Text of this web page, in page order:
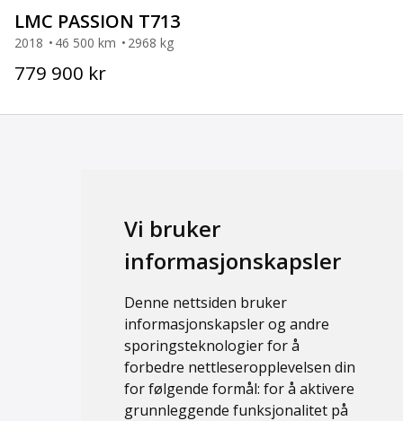
Vi bruker
informasjonskapsler
Denne nettsiden bruker
informasjonskapsler og andre
sporingsteknologier for å
forbedre nettleseropplevelsen din
for følgende formål: for å aktivere
grunnleggende funksjonalitet på
LMC PASSION T713
2018 46 500 km 2968 kg
779 900 kr
Brukt
Campingvogn
Brukt
Ny
Support